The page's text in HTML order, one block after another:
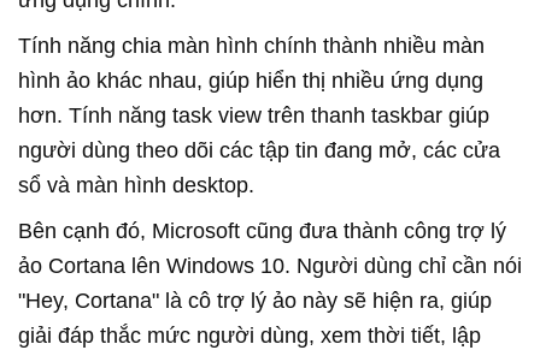
Tính năng chia màn hình chính thành nhiều màn
hình ảo khác nhau, giúp hiển thị nhiều ứng dụng
hơn. Tính năng task view trên thanh taskbar giúp
người dùng theo dõi các tập tin đang mở, các cửa
sổ và màn hình desktop.
Bên cạnh đó, Microsoft cũng đưa thành công trợ lý
ảo Cortana lên Windows 10. Người dùng chỉ cần nói
"Hey, Cortana" là cô trợ lý ảo này sẽ hiện ra, giúp
giải đáp thắc mức người dùng, xem thời tiết, lập